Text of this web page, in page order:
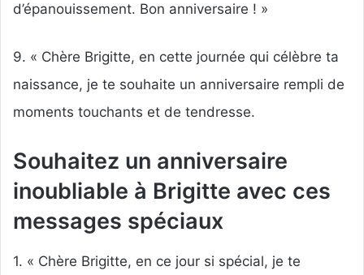
d’épanouissement. Bon anniversaire ! »
9. « Chère Brigitte, en cette journée qui célèbre ta
naissance, je te souhaite un anniversaire rempli de
moments touchants et de tendresse.
Souhaitez un anniversaire
inoubliable à Brigitte avec ces
messages spéciaux
1. « Chère Brigitte, en ce jour si spécial, je te